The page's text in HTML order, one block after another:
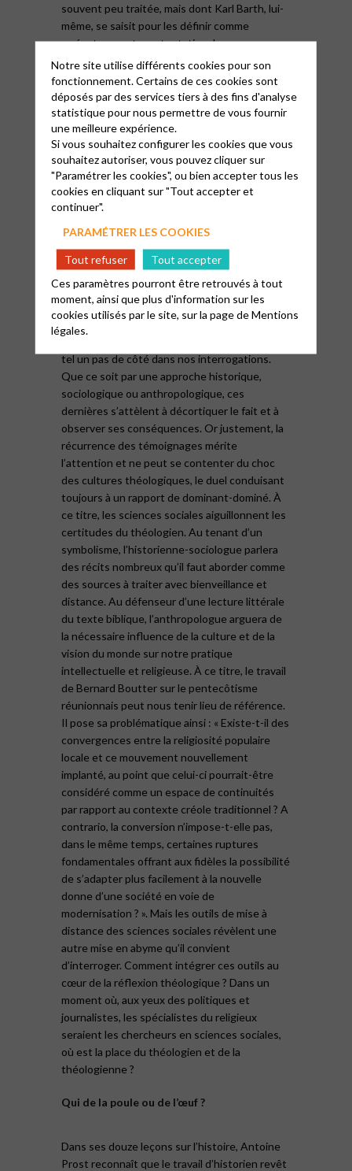
souvent peu traitée, mais dont Karl Barth, lui-
même, se saisit pour les définir comme
« néant », osant une tentative dans sa
réflexion dogmatique. Les tendances se
dessinent et questionnent. Y a-t-il une
priorité, voire une primauté des sciences
théologiques ? La dogmatique doit-elle donner
le ton à la science des textes bibliques ? Est-
ce l’inverse ? Que faire de l’expérience face à
nos systèmes, souvent embarrassés par ces
questions de délivrances spirituelles ? Et plus
fondamentalement, sommes-nous capables de
portons et d’accepter une véritable
épistémologie ?
Les sciences sociales, l’écharde dans la chair
de notre théologie ?
C’est ici que les sciences sociales rentrent en
tel un pas de côté dans nos interrogations.
Que ce soit par une approche historique,
sociologique ou anthropologique, ces
dernières s’attèlent à décortiquer le fait et à
observer ses conséquences. Or justement, la
récurrence des témoignages mérite
l’attention et ne peut se contenter du choc
des cultures théologiques, le duel conduisant
toujours à un rapport de dominant-dominé. À
ce titre, les sciences sociales aiguillonnent les
certitudes du théologien. Au tenant d’un
symbolisme, l’historienne-sociologue parlera
des récits nombreux qu’il faut aborder comme
des sources à traiter avec bienveillance et
distance. Au défenseur d’une lecture littérale
du texte biblique, l’anthropologue arguera de
la nécessaire influence de la culture et de la
vision du monde sur notre pratique
intellectuelle et religieuse. À ce titre, le travail
de Bernard Boutter sur le pentecôtisme
réunionnais peut nous tenir lieu de référence.
Il pose sa problématique ainsi : « Existe-t-il des
convergences entre la religiosité populaire
locale et ce mouvement nouvellement
implanté, au point que celui-ci pourrait-être
considéré comme un espace de continuités
par rapport au contexte créole traditionnel ? A
contrario, la conversion n’impose-t-elle pas,
dans le même temps, certaines ruptures
fondamentales offrant aux fidèles la possibilité
de s’adapter plus facilement à la nouvelle
donne d’une société en voie de
modernisation ? ». Mais les outils de mise à
distance des sciences sociales révèlent une
autre mise en abyme qu’il convient
d’interroger. Comment intégrer ces outils au
cœur de la réflexion théologique ? Dans un
moment où, aux yeux des politiques et
journalistes, les spécialistes du religieux
seraient les chercheurs en sciences sociales,
où est la place du théologien et de la
théologienne ?
Qui de la poule ou de l’œuf ?
Dans ses douze leçons sur l’histoire, Antoine
Prost reconnaît que le travail d’historien revêt
Notre site utilise différents cookies pour son
fonctionnement. Certains de ces cookies sont
déposés par des services tiers à des fins d'analyse
statistique pour nous permettre de vous fournir
une meilleure expérience.
Si vous souhaitez configurer les cookies que vous
souhaitez autoriser, vous pouvez cliquer sur
"Paramétrer les cookies", ou bien accepter tous les
cookies en cliquant sur "Tout accepter et
continuer".
PARAMÉTRER LES COOKIES
Tout refuser
Tout accepter
Ces paramètres pourront être retrouvés à tout
moment, ainsi que plus d'information sur les
cookies utilisés par le site, sur la page deMentions
légales.